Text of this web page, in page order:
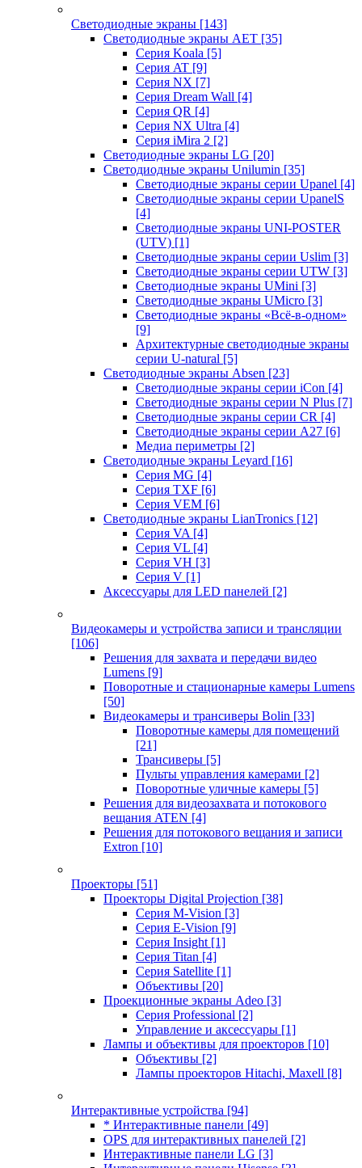
Светодиодные экраны [143]
Светодиодные экраны AET [35]
Cерия Koala [5]
Серия AT [9]
Серия NX [7]
Серия Dream Wall [4]
Серия QR [4]
Серия NX Ultra [4]
Серия iMira 2 [2]
Светодиодные экраны LG [20]
Светодиодные экраны Unilumin [35]
Светодиодные экраны серии Upanel [4]
Светодиодные экраны серии UpanelS
[4]
Светодиодные экраны UNI-POSTER
(UTV) [1]
Светодиодные экраны серии Uslim [3]
Светодиодные экраны серии UTW [3]
Светодиодные экраны UMini [3]
Светодиодные экраны UMicro [3]
Светодиодные экраны «Всё-в-одном»
[9]
Архитектурные светодиодные экраны
серии U-natural [5]
Светодиодные экраны Absen [23]
Светодиодные экраны серии iCon [4]
Светодиодные экраны серии N Plus [7]
Светодиодные экраны серии CR [4]
Светодиодные экраны серии А27 [6]
Медиа периметры [2]
Светодиодные экраны Leyard [16]
Серия MG [4]
Серия TXF [6]
Серия VEM [6]
Светодиодные экраны LianTronics [12]
Серия VA [4]
Серия VL [4]
Серия VH [3]
Серия V [1]
Аксессуары для LED панелей [2]
Видеокамеры и устройства записи и трансляции
[106]
Решения для захвата и передачи видео
Lumens [9]
Поворотные и стационарные камеры Lumens
[50]
Видеокамеры и трансиверы Bolin [33]
Поворотные камеры для помещений
[21]
Трансиверы [5]
Пульты управления камерами [2]
Поворотные уличные камеры [5]
Решения для видеозахвата и потокового
вещания ATEN [4]
Решения для потокового вещания и записи
Extron [10]
Проекторы [51]
Проекторы Digital Projection [38]
Серия M-Vision [3]
Серия E-Vision [9]
Серия Insight [1]
Серия Titan [4]
Серия Satellite [1]
Объективы [20]
Проекционные экраны Adeo [3]
Серия Professional [2]
Управление и аксессуары [1]
Лампы и объективы для проекторов [10]
Объективы [2]
Лампы проекторов Hitachi, Maxell [8]
Интерактивные устройства [94]
* Интерактивные панели [49]
OPS для интерактивных панелей [2]
Интерактивные панели LG [3]